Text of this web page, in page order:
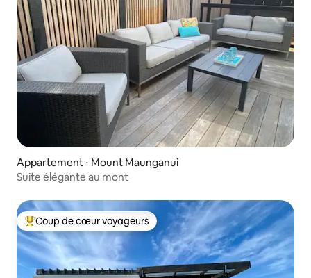
Appartement ⋅ Mount Maunganui
Suite élégante au mont
Coups de cœur voyageurs les plus appréciés
Coup de cœur voyageurs